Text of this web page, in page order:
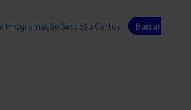
Programação Sesc São Carlos
Baixar